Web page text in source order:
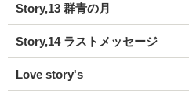
Story,13 群青の月
Story,14 ラストメッセージ
Love story's